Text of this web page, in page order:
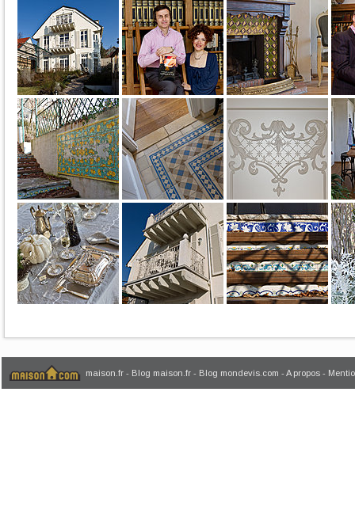
maison.fr - Blog maison.fr - Blog mondevis.com - A propos -